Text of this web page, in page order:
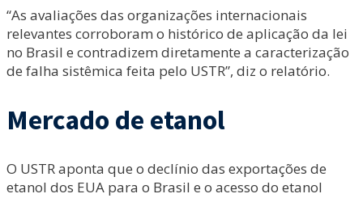
“As avaliações das organizações internacionais
relevantes corroboram o histórico de aplicação da lei
no Brasil e contradizem diretamente a caracterização
de falha sistêmica feita pelo USTR”, diz o relatório.
Mercado de etanol
O USTR aponta que o declínio das exportações de
etanol dos EUA para o Brasil e o acesso do etanol